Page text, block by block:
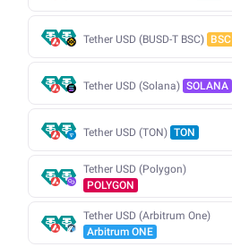
Tether USD (BUSD-T BSC) BSC
Tether USD (Solana) SOLANA
Tether USD (TON) TON
Tether USD (Polygon)
POLYGON
Tether USD (Arbitrum One)
Arbitrum ONE